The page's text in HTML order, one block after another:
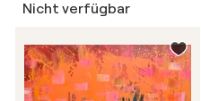
Nicht verfügbar